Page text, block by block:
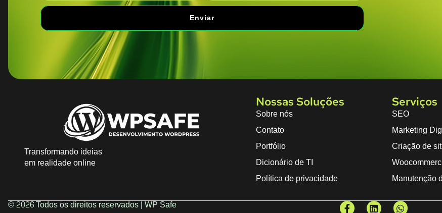
Enviar
Transformando ideias
em realidade online
Nossas Soluções
Sobre nós
Contato
Portfólio
Dicionário de TI
Política de privacidade
Serviços
SEO
Marketing
Criação de
Manutenção
© 2026 Todos os direitos reservados | WP Safe